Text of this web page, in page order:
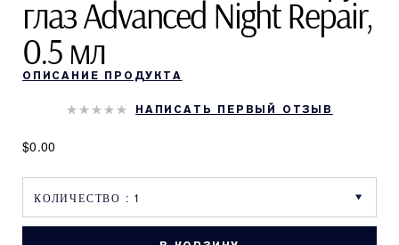
глаз Advanced Night Repair,
0.5 мл
ОПИСАНИЕ ПРОДУКТА
НАПИСАТЬ ПЕРВЫЙ ОТЗЫВ
$0.00